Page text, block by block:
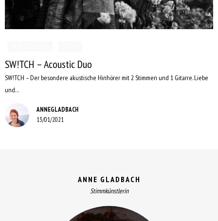
SW!TCH – Acoustic Duo
SW!TCH – Der besondere akustische Hinhörer mit 2 Stimmen und 1 Gitarre. Liebe
und…
ANNEGLADBACH
13/01/2021
ANNE GLADBACH
Stimmkünstlerin